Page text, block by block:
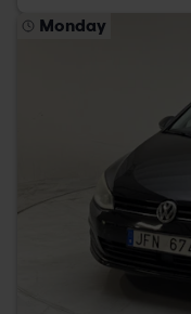
Monday